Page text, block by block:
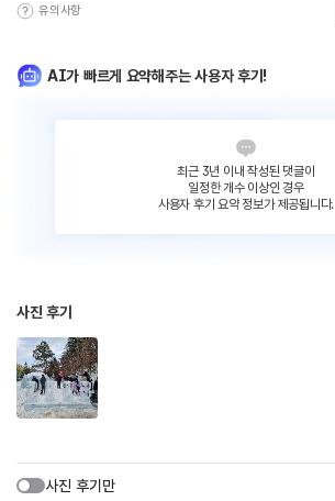
유의사항
AI가 빠르게 요약해주는 사용자 후기!
최근 3년 이내 작성된 댓글이
일정한 개수 이상인 경우
사용자 후기 요약 정보가 제공됩니다.
사진 후기
사진 후기만